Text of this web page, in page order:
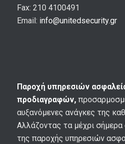
Fax: 210 4100491
Email: info@unitedsecurity.gr
Παροχή υπηρεσιών
προδιαγραφών,
αυξανόμενες ανάγκες της
Αλλάζοντας τα μέχρι
της παροχής υπηρεσιών